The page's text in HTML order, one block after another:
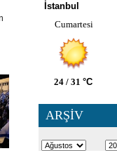
İstanbul
Cumartesi
24 / 31 °C
ARŞİV